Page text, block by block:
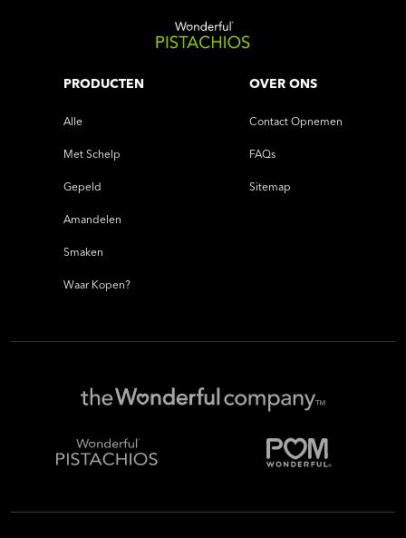
PRODUCTEN
Alle
Met Schelp
Gepeld
Amandelen
Smaken
Waar Kopen?
OVER ONS
Contact Opnemen
FAQs
Sitemap